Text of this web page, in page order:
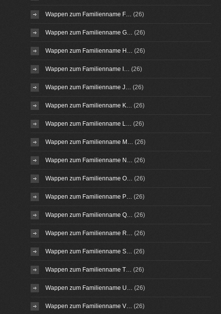
Wappen zum Familienname F… (26)
Wappen zum Familienname G… (26)
Wappen zum Familienname H… (26)
Wappen zum Familienname I… (26)
Wappen zum Familienname J… (26)
Wappen zum Familienname K… (26)
Wappen zum Familienname L… (26)
Wappen zum Familienname M… (26)
Wappen zum Familienname N… (26)
Wappen zum Familienname O… (26)
Wappen zum Familienname P… (26)
Wappen zum Familienname Q… (26)
Wappen zum Familienname R… (26)
Wappen zum Familienname S… (26)
Wappen zum Familienname T… (26)
Wappen zum Familienname U… (26)
Wappen zum Familienname V… (26)